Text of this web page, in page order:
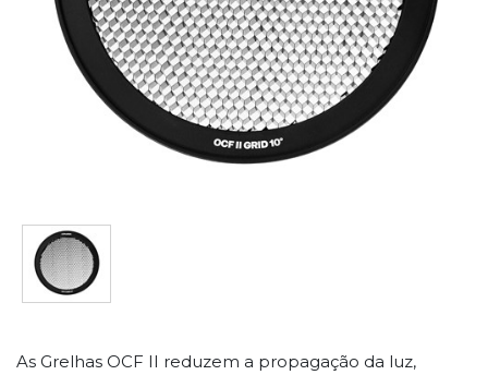
As Grelhas OCF II reduzem a propagação da luz,